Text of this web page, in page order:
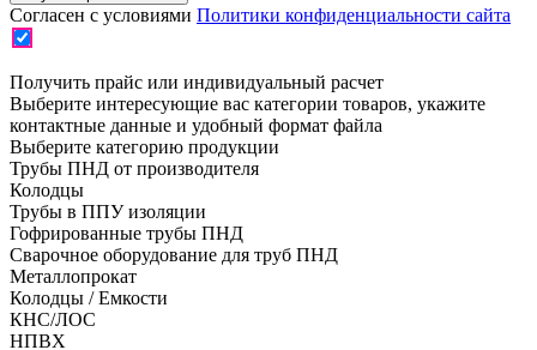
Согласен с условиями Политики конфиденциальности сайта
Получить прайс или индивидуальный расчет
Выберите интересующие вас категории товаров, укажите
контактные данные и удобный формат файла
Выберите категорию продукции
Трубы ПНД от производителя
Колодцы
Трубы в ППУ изоляции
Гофрированные трубы ПНД
Сварочное оборудование для труб ПНД
Металлопрокат
Колодцы / Емкости
КНС/ЛОС
НПВХ